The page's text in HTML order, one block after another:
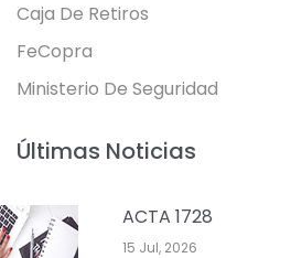
Caja De Retiros
FeCopra
Ministerio De Seguridad
Últimas Noticias
ACTA 1728
15 Jul, 2026